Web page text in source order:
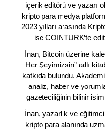
içerik editörü ve yazarı
kripto para medya
2023 yılları arasında
ise COINTURK’te
İnan, Bitcoin üzerine
Her Şeyimizsin” adlı
katkıda bulundu.
analiz, haber ve
gazeteciliğinin bilinir
İnan, yazarlık ve
kripto para alanında